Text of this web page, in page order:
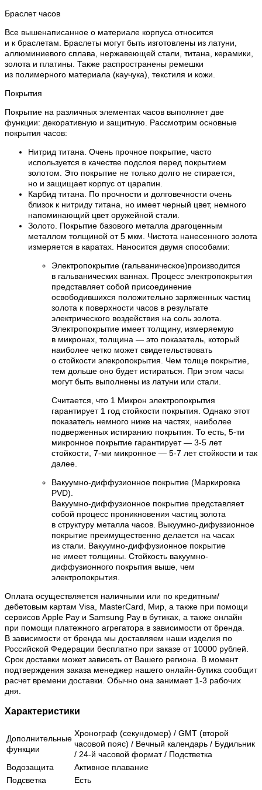
Браслет часов
Все вышенаписанное о материале корпуса относится
и к браслетам. Браслеты могут быть изготовлены из латуни,
аллюминиевого сплава, нержавеющей стали, титана, керамики,
золота и платины. Также распространены ремешки
из полимерного материала (каучука), текстиля и кожи.
Покрытия
Покрытие на различных элементах часов выполняет две
функции: декоративную и защитную. Рассмотрим основные
покрытия часов:
Нитрид титана. Очень прочное покрытие, часто
используется в качестве подслоя перед покрытием
золотом. Это покрытие не только долго не стирается,
но и защищает корпус от царапин.
Карбид титана. По прочности и долговечности очень
близок к нитриду титана, но имеет черный цвет, немного
напоминающий цвет оружейной стали.
Золото. Покрытие базового металла драгоценным
металлом толщиной от 5 мкм. Чистота нанесенного золота
измеряется в каратах. Наносится двумя способами:
Электропокрытие (гальваническое)производится
в гальванических ваннах. Процесс электропокрытия
представляет собой присоединение
освободившихся положительно заряженных частиц
золота к поверхности часов в результате
электрического воздействия на соль золота.
Электропокрытие имеет толщину, измеряемую
в микронах, толщина — это показатель, который
наиболее четко может свидетельствовать
о стойкости элекропокрытия. Чем толще покрытие,
тем дольше оно будет истираться. При этом часы
могут быть выполнены из латуни или стали.
Считается, что 1 Микрон электропокрытия
гарантирует 1 год стойкости покрытия. Однако этот
показатель немного ниже на частях, наиболее
подверженных истиранию покрытия. То есть, 5-ти
микронное покрытие гарантирует — 3-5 лет
стойкости, 7-ми микронное — 5-7 лет стойкости и так
далее.
Вакуумно-диффузионное покрытие (Маркировка
PVD).
Вакуумно-диффузионное покрытие представляет
собой процесс проникновения частиц золота
в структуру металла часов. Выкуумно-дифуззионное
покрытие преимущественно делается на часах
из стали. Вакуумно-диффузионное покрытие
не имеет толщины. Стойкость вакуумно-
диффузионного покрытия выше, чем
электропокрытия.
Оплата осуществляется наличными или по кредитным/
дебетовым картам Visa, MasterCard, Мир, а также при помощи
сервисов Apple Pay и Samsung Pay в бутиках, а также онлайн
при помощи платежного агрегатора в зависимости от бренда.
В зависимости от бренда мы доставляем наши изделия по
Российской Федерации бесплатно при заказе от 10000 рублей.
Срок доставки может зависеть от Вашего региона. В момент
подтверждения заказа менеджер нашего онлайн-бутика сообщит
расчет времени доставки. Обычно она занимает 1-3 рабочих
дня.
Характеристики
Дополнительные
функции
Хронограф (секундомер) / GMT (второй
часовой пояс) / Вечный календарь / Будильник
/ 24-й часовой формат / Подстветка
Водозащита
Активное плавание
Подсветка
Есть